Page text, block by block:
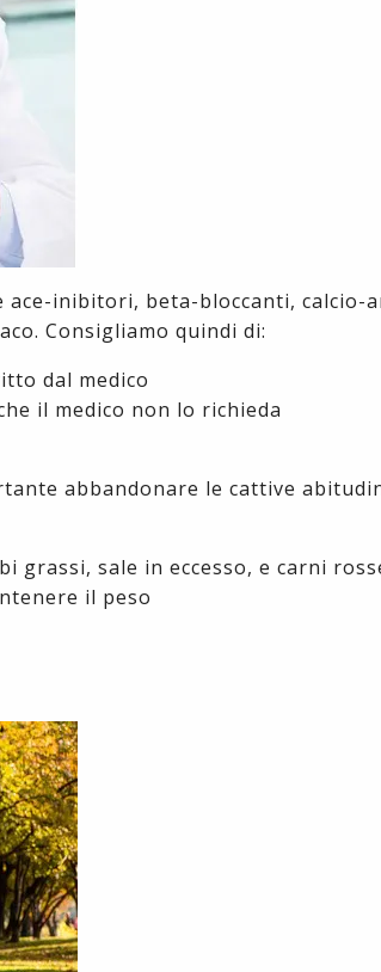
ace-inibitori, beta-bloccanti, calcio-
Consigliamo quindi di:
dal medico
il medico non lo richieda
abbandonare le cattive
grassi, sale in eccesso, e carni
il peso